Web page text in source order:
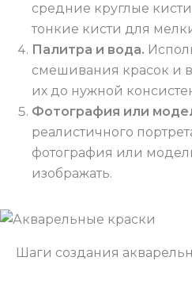
средние круглые
тонкие кисти для
Палитра и вода.
смешивания красок и
их до нужной
Фотография или
реалистичного
фотография или
изображать.
Шаги создания